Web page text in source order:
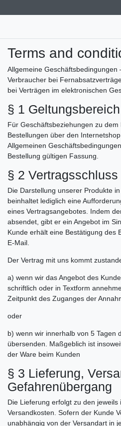
Terms and
Allgemeine Geschäftsbedingungen
Verbraucher bei
bei Verträgen im elektronischen
§ 1 Geltungsbereich
Für Geschäftsbeziehungen zu
Bestellungen über den
Allgemeinen
Bestellung gültigen Fassung.
§ 2 Vertragsschluss
Die Darstellung unserer Produkte
beinhaltet lediglich eine
eines Vertragsangebotes. Indem
absendet, gibt er ein Angebot im
Kunde erhält eine Bestätigung des
E-Mail.
Der Vertrag mit uns kommt
a) wenn wir das Angebot des
schriftlich oder in Textform
Zeitpunkt des Zuganges der
oder
b) wenn wir innerhalb von 5 Tagen
übersenden. Maßgeblich ist
der Ware beim Kunden
§ 3 Lieferung,
Gefahrenübergang
Die Lieferung erfolgt zu den
Versandkosten. Sofern der Kunde
unabhängig von der Versandart in